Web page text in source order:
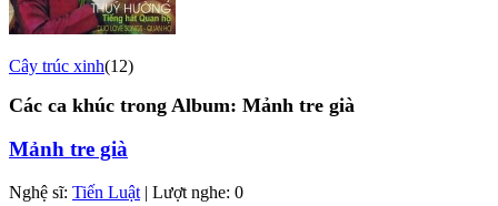
Cây trúc xinh(12)
Các ca khúc trong Album: Mảnh tre già
Mảnh tre già
Nghệ sĩ: Tiến Luật | Lượt nghe: 0